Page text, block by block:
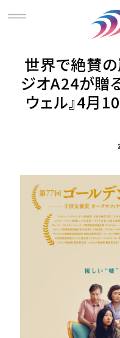
世界で絶賛の
ジオA24が贈
ウェル』4月